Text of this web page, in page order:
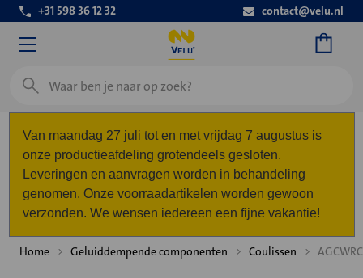
+31 598 36 12 32 contact@velu.nl
Zoeken
Van maandag 27 juli tot en met vrijdag 7 augustus is
onze productieafdeling grotendeels gesloten.
Leveringen en aanvragen worden in behandeling
genomen. Onze voorraadartikelen worden gewoon
verzonden. We wensen iedereen een fijne vakantie!
Home Geluiddempende componenten Coulissen